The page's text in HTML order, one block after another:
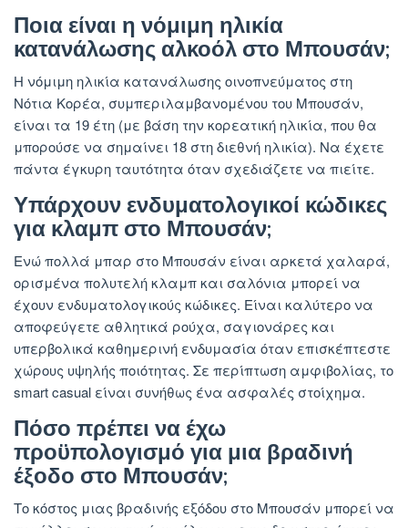
Ποια είναι η νόμιμη ηλικία
κατανάλωσης αλκοόλ στο Μπουσάν;
Η νόμιμη ηλικία κατανάλωσης οινοπνεύματος στη
Νότια Κορέα, συμπεριλαμβανομένου του Μπουσάν,
είναι τα 19 έτη (με βάση την κορεατική ηλικία, που θα
μπορούσε να σημαίνει 18 στη διεθνή ηλικία). Να έχετε
πάντα έγκυρη ταυτότητα όταν σχεδιάζετε να πιείτε.
Υπάρχουν ενδυματολογικοί κώδικες
για κλαμπ στο Μπουσάν;
Ενώ πολλά μπαρ στο Μπουσάν είναι αρκετά χαλαρά,
ορισμένα πολυτελή κλαμπ και σαλόνια μπορεί να
έχουν ενδυματολογικούς κώδικες. Είναι καλύτερο να
αποφεύγετε αθλητικά ρούχα, σαγιονάρες και
υπερβολικά καθημερινή ενδυμασία όταν επισκέπτεστε
χώρους υψηλής ποιότητας. Σε περίπτωση αμφιβολίας, το
smart casual είναι συνήθως ένα ασφαλές στοίχημα.
Πόσο πρέπει να έχω
προϋπολογισμό για μια βραδινή
έξοδο στο Μπουσάν;
Το κόστος μιας βραδινής εξόδου στο Μπουσάν μπορεί να